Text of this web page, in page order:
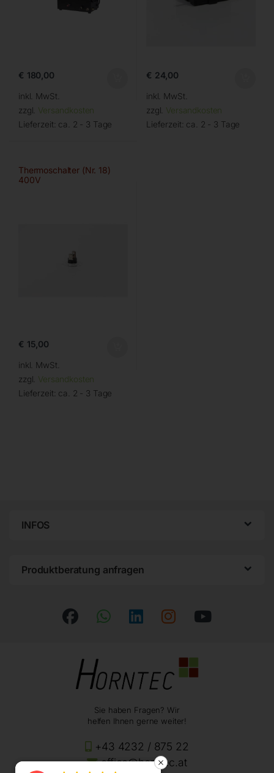
€ 180,00
inkl. MwSt.
zzgl. Versandkosten
Lieferzeit: ca. 2 - 3 Tage
€ 24,00
inkl. MwSt.
zzgl. Versandkosten
Lieferzeit: ca. 2 - 3 Tage
Thermoschalter (Nr. 18)
400V
€ 15,00
inkl. MwSt.
zzgl. Versandkosten
Lieferzeit: ca. 2 - 3 Tage
INFOS
Produktberatung anfragen
Sie haben Fragen? Wir
helfen Ihnen gerne weiter!
+43 4232 / 875 22
office@horntec.at